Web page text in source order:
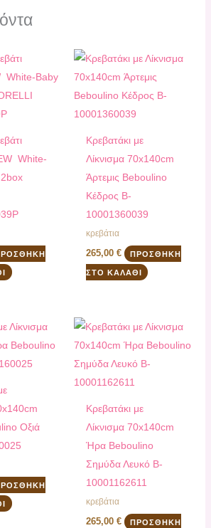
White-
Κρεβατάκι με
Λίκνισμα 70x140cm
Άρτεμις Beboulino
Κέδρος B-
10001360039
κρεβάτια
265,00 € ΠΡΟΣΘΉΚΗ
ΣΤΟ ΚΑΛΆΘΙ
Οξιά
Κρεβατάκι με
Λίκνισμα 70x140cm
Ήρα Beboulino
Σημύδα Λευκό B-
10001162611
κρεβάτια
265,00 € ΠΡΟΣΘΉΚΗ